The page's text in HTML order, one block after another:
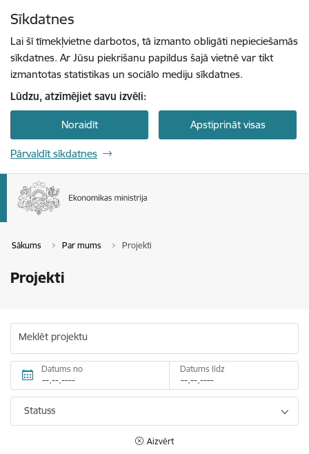
Sīkdatnes
Lai šī tīmekļvietne darbotos, tā izmanto obligāti nepieciešamās
sīkdatnes. Ar Jūsu piekrišanu papildus šajā vietnē var tikt
izmantotas statistikas un sociālo mediju sīkdatnes.
Lūdzu, atzīmējiet savu izvēli:
Noraidīt Apstiprināt visas
Pārvaldīt sīkdatnes
Sākums Par mums Projekti
Projekti
Meklēt projektu
Datums no Datums līdz
Statuss
Aizvērt